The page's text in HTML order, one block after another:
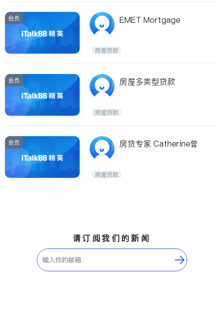
会员 EMET Mortgage
房屋贷款
会员 房屋多类型贷款
房屋贷款
会员 房贷专家 Catherine曾
房屋贷款
请订阅我们的新闻